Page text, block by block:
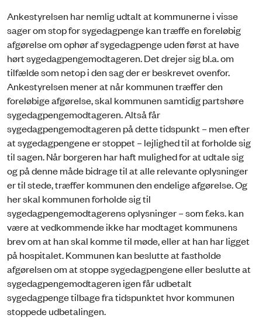
Ankestyrelsen har nemlig udtalt at kommunerne i visse
sager om stop for sygedagpenge kan træffe en foreløbig
afgørelse om ophør af sygedagpenge uden først at have
hørt sygedagpengemodtageren. Det drejer sig bl.a. om
tilfælde som netop i den sag der er beskrevet ovenfor.
Ankestyrelsen mener at når kommunen træffer den
foreløbige afgørelse, skal kommunen samtidig partshøre
sygedagpengemodtageren. Altså får
sygedagpengemodtageren på dette tidspunkt – men efter
at sygedagpengene er stoppet – lejlighed til at forholde sig
til sagen. Når borgeren har haft mulighed for at udtale sig
og på denne måde bidrage til at alle relevante oplysninger
er til stede, træffer kommunen den endelige afgørelse. Og
her skal kommunen forholde sig til
sygedagpengemodtagerens oplysninger – som f.eks. kan
være at vedkommende ikke har modtaget kommunens
brev om at han skal komme til møde, eller at han har ligget
på hospitalet. Kommunen kan beslutte at fastholde
afgørelsen om at stoppe sygedagpengene eller beslutte at
sygedagpengemodtageren igen får udbetalt
sygedagpenge tilbage fra tidspunktet hvor kommunen
stoppede udbetalingen.